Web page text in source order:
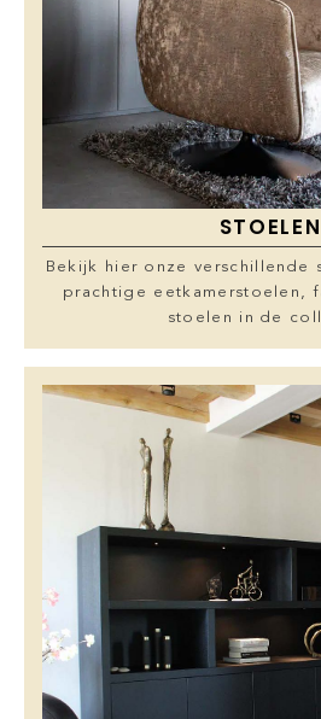
STOELEN
Bekijk hier onze verschillende
prachtige eetkamerstoelen,
stoelen in de